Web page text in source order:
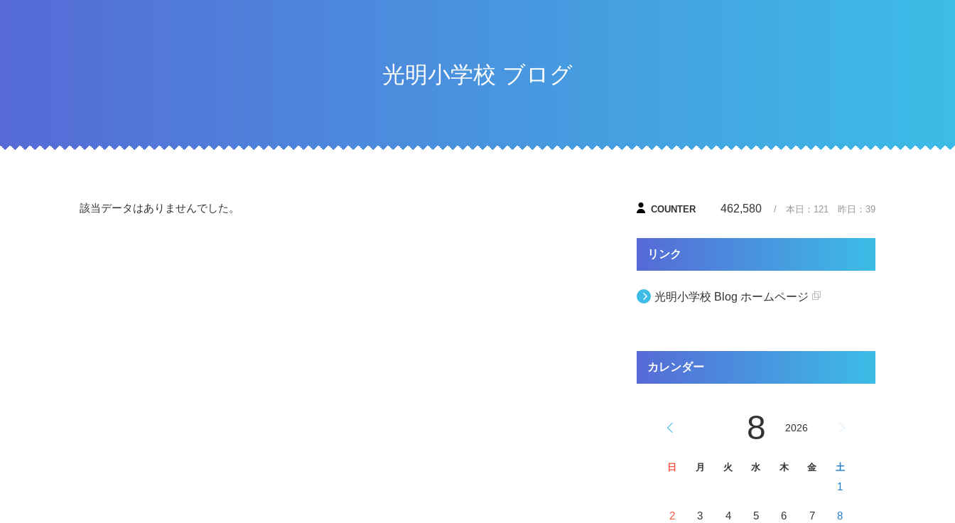
光明小学校 ブログ
該当データはありませんでした。 COUNTER 462,580 / 本日： 121 昨日： 39
リンク
光明小学校 Blog ホームページ
カレンダー
8 2026
日 月 火 水 木 金 土
1
2 3 4 5 6 7 8